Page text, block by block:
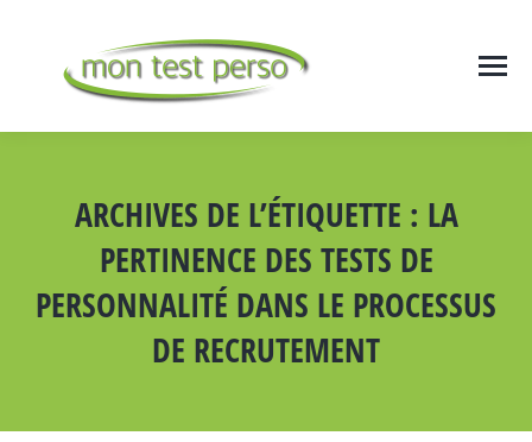
ARCHIVES DE L’ÉTIQUETTE : LA
PERTINENCE DES TESTS DE
PERSONNALITÉ DANS LE PROCESSUS
DE RECRUTEMENT